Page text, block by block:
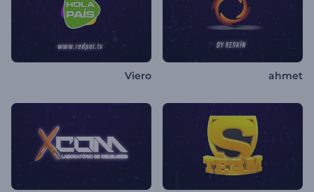
ahmet
Viero